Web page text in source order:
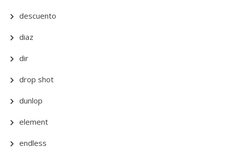
descuento
diaz
dir
drop shot
dunlop
element
endless